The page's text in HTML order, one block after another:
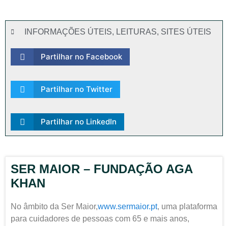
INFORMAÇÕES ÚTEIS, LEITURAS, SITES ÚTEIS
Partilhar no Facebook
Partilhar no Twitter
Partilhar no LinkedIn
SER MAIOR – FUNDAÇÃO AGA
KHAN
No âmbito da Ser Maior,www.sermaior.pt, uma plataforma
para cuidadores de pessoas com 65 e mais anos,